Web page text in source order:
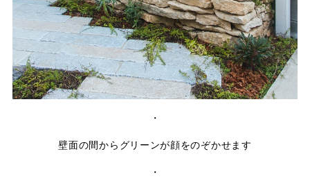
・
壁面の間からグリーンが顔をのぞかせます
・